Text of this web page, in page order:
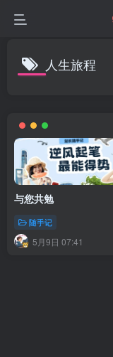
人生旅程
与您共勉
随手记
5月9日 07:41